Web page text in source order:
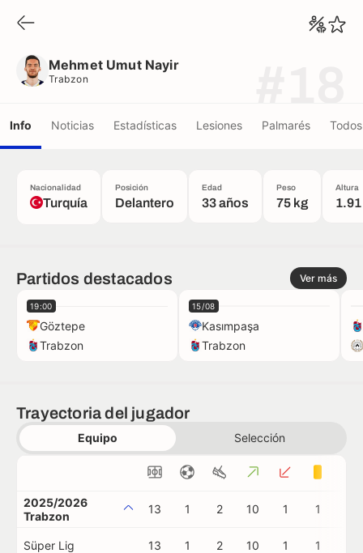
Mehmet Umut Nayir
Trabzon
Info Noticias Estadísticas Lesiones Palmarés
Nacionalidad
Turquía
Posición
Delantero
Edad
33 años
Peso
75 kg
Altura
Partidos destacados Ver más
19:00
Göztepe
Trabzon
15/08
Kasımpaşa
Trabzon
Trayectoria del jugador
Equipo Selección
2025/2026
Trabzon
13 1 2 10 1 1
Süper Lig 13 1 2 10 1 1